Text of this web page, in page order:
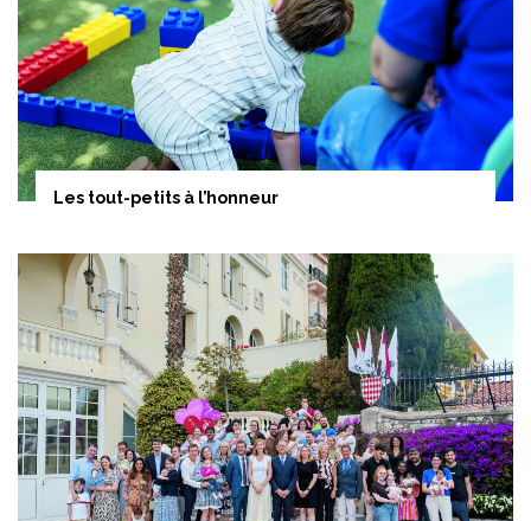
Les tout-petits à l’honneur